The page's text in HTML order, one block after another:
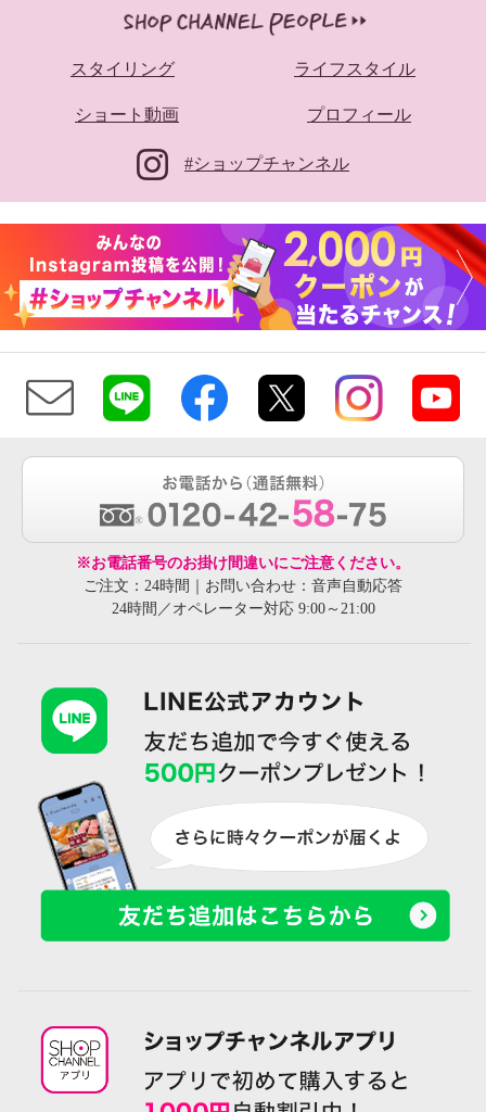
スタイリング ライフスタイル
ショート動画 プロフィール
#ショップチャンネル
※お電話番号のお掛け間違いにご注意ください。
ご注文：24時間｜お問い合わせ：音声自動応答
24時間／オペレーター対応 9:00～21:00